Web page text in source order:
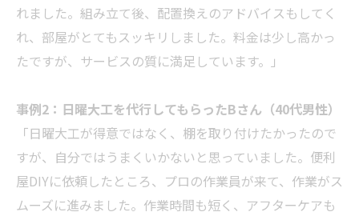
れました。組み立て後、配置換えのアドバイスもしてく
れ、部屋がとてもスッキリしました。料金は少し高かっ
たですが、サービスの質に満足しています。」
事例2：日曜大工を代行してもらったBさん（40代男性）
「日曜大工が得意ではなく、棚を取り付けたかったので
すが、自分ではうまくいかないと思っていました。便利
屋DIYに依頼したところ、プロの作業員が来て、作業がス
ムーズに進みました。作業時間も短く、アフターケアも